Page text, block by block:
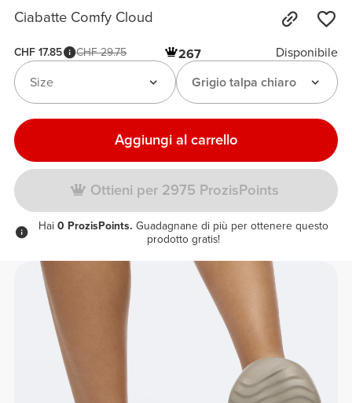
Ciabatte Comfy Cloud
CHF 17.85 CHF 29.75 267
Disponibile
Grigio talpa chiaro
Size
Aggiungi al carrello
Ottieni per 2975 ProzisPoints
Hai 0 ProzisPoints. Guadagnane di più per ottenere questo
prodotto gratis!